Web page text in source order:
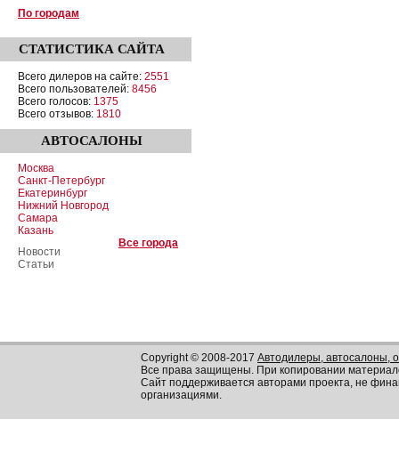
По городам
СТАТИСТИКА САЙТА
Всего дилеров на сайте: 2551
Всего пользователей: 8456
Всего голосов: 1375
Всего отзывов: 1810
АВТОСАЛОНЫ
Москва
Санкт-Петербург
Екатеринбург
Нижний Новгород
Самара
Казань
Все города
Новости
Статьи
Copyright © 2008-2017 Автодилеры, автосалоны,
Все права защищены. При копировании
Сайт поддерживается авторами проекта, не
организациями.